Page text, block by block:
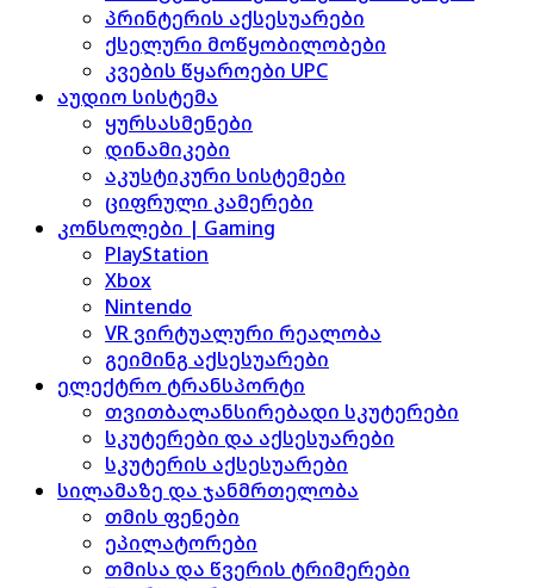
პრინტერის აქსესუარები
ქსელური მოწყობილობები
კვების წყაროები UPC
აუდიო სისტემა
ყურსასმენები
დინამიკები
აკუსტიკური სისტემები
ციფრული კამერები
კონსოლები | Gaming
PlayStation
Xbox
Nintendo
VR ვირტუალური რეალობა
გეიმინგ აქსესუარები
ელექტრო ტრანსპორტი
თვითბალანსირებადი სკუტერები
სკუტერები და აქსესუარები
სკუტერის აქსესუარები
სილამაზე და ჯანმრთელობა
თმის ფენები
ეპილატორები
თმისა და წვერის ტრიმერები